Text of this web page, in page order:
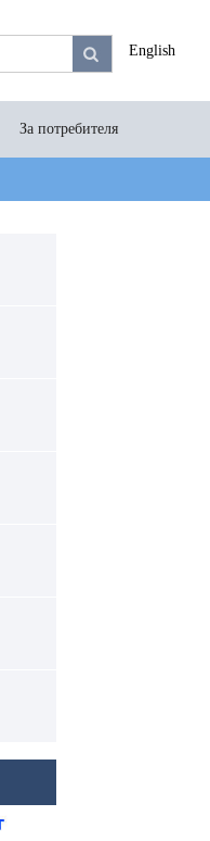
English
За потребителя